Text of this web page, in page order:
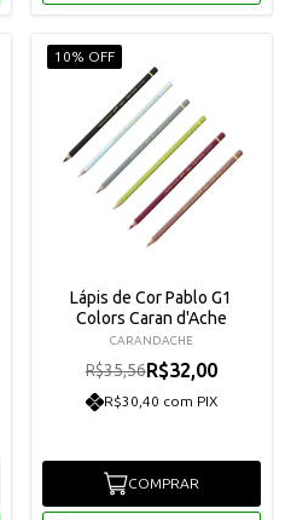
10% OFF
Lápis de Cor Pablo G1
Colors Caran d'Ache
CARANDACHE
R$35,56R$32,00
R$30,40 com PIX
COMPRAR